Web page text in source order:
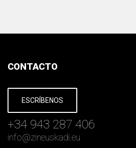
CONTACTO
ESCRÍBENOS
+34 943 287 406
info@zineuskadi.eu